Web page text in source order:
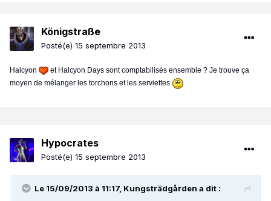
Königstraße
Posté(e) 15 septembre 2013
Halcyon
et Halcyon Days sont comptabilisés ensemble ? Je trouve ça
moyen de mélanger les torchons et les serviettes
Hypocrates
Posté(e) 15 septembre 2013
Le 15/09/2013 à 11:17, Kungsträdgården a dit :